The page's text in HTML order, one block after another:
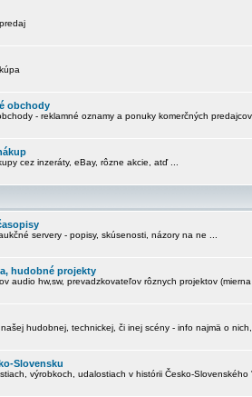
obchody
- reklamné oznamy a ponuky komerčných predajcov
cez inzeráty, eBay, rôzne akcie, atď ...
servery - popisy, skúsenosti, názory na ne ...
hudobné projekty
audio hw,sw, prevadzkovateľov rôznych projektov
hudobnej, technickej, či inej scény - info najmä o
Slovensku
výrobkoch, udalostiach v histórii Česko-Slovenského